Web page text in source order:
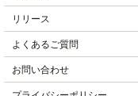
リリース
よくあるご質問
お問い合わせ